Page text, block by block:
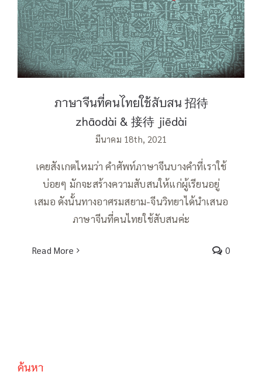
ภาษาจีนที่คนไทยใช้สับสน 招待 zhāodài &
接待 jiēdài
ภาษาจีนที่คนไทยใช้สับสน 招待
zhāodài & 接待 jiēdài
มีนาคม 18th, 2021
เคยสังเกตไหมว่า คำศัพท์ภาษาจีนบางคำที่เราใช้
บ่อยๆ มักจะสร้างความสับสนให้แก่ผู้เรียนอยู่
เสมอ ดังนั้นทางอาศรมสยาม-จีนวิทยาได้นำเสนอ
ภาษาจีนที่คนไทยใช้สับสนค่ะ
Read More 0
ค้นหา